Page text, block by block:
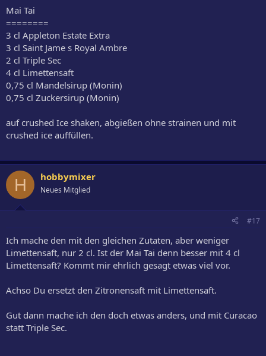
Mai Tai
========
3 cl Appleton Estate Extra
3 cl Saint Jame s Royal Ambre
2 cl Triple Sec
4 cl Limettensaft
0,75 cl Mandelsirup (Monin)
0,75 cl Zuckersirup (Monin)
auf crushed Ice shaken, abgießen ohne strainen und mit
crushed ice auffüllen.
H hobbymixer
Neues Mitglied
#17
Ich mache den mit den gleichen Zutaten, aber weniger
Limettensaft, nur 2 cl. Ist der Mai Tai denn besser mit 4 cl
Limettensaft? Kommt mir ehrlich gesagt etwas viel vor.
Achso Du ersetzt den Zitronensaft mit Limettensaft.
Gut dann mache ich den doch etwas anders, und mit Curacao
statt Triple Sec.